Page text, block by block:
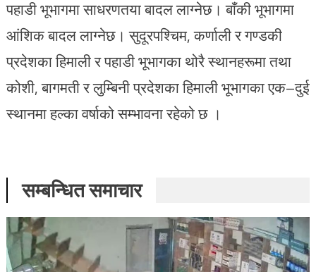
पहाडी भूभागमा साधरणतया बादल लाग्नेछ। बाँकी भूभागमा
आंशिक बादल लाग्नेछ। सुदूरपश्चिम, कर्णाली र गण्डकी
प्रदेशका हिमाली र पहाडी भूभागका थोरै स्थानहरूमा तथा
कोशी, बागमती र लुम्बिनी प्रदेशका हिमाली भूभागका एक–दुई
स्थानमा हल्का वर्षाको सम्भावना रहेको छ ।
सम्बन्धित समाचार